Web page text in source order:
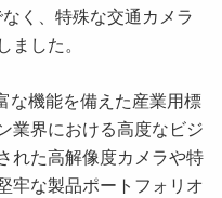
く、特殊な交通カメラ
ました。
な機能を備えた産業用標
業界における高度なビジ
れた高解像度カメラや特
牢な製品ポートフォリオ